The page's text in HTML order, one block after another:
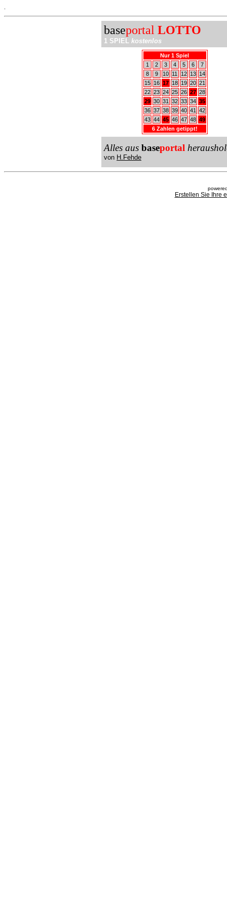
baseportal LOTTO
1 SPIEL kostenlos
Nur 1 Spiel
1
2 3 4 5 6
7
8
9 10 11 12 13
14
15
16 17 18 19 20 21
22 23 24 25 26 27 28
29 30 31 32 33 34 35
36 37 38 39 40 41
42
43 44 45 46 47 48 49
6 Zahlen getippt!
Alles aus baseportal
von H.Fehde
Erstellen Sie Ihre